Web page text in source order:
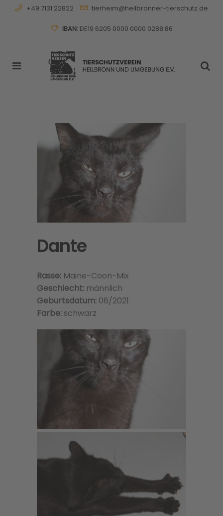
+49 7131 22822 tierheim@heilbronner-tierschutz.de
IBAN:DE19 6205 0000 0000 0288 86
Dante
Rasse: Maine-Coon-Mix
Geschlecht: männlich
Geburtsdatum: 06/2021
Farbe: schwarz